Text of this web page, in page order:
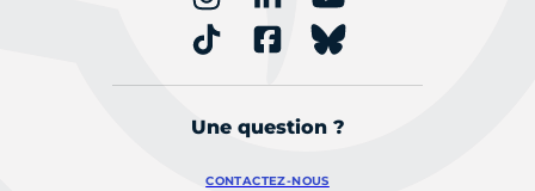
Une question ?
CONTACTEZ-NOUS